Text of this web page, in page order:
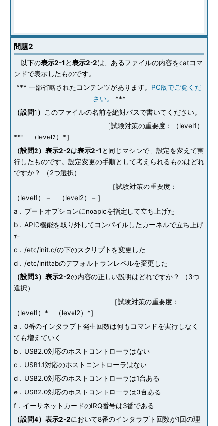
（設問9）
cardctlコマンドでPCMCIAカードの表示や設定ができます。
問題2
以下の表示2-1 と表示2-2は、あるファイルの内容をcatコマ
ンドで表示したものです。
*** 一部省略されたコンテンツがあります。 PC版でご覧くだ
さい。
***
（設問1）
このファイルの名前を絶対パスで書いてください。
［試験対策の重要度：（level1）
*** （level2）*］
（設問2）表示2-2は表示2-1 と同じマシンで、設定を変えて実
行したものです。設定変更の手順として考えられるものはどれ
ですか？ （2つ選択）
［試験対策の重要度：
（level1）－ （level2）－］
a．ブートオプションにnoapicを指定して立ち上げた
b．APIC機能を取り外してコンパイルしたカーネルで立ち上げ
た
c．/etc/init.d/の下のスクリプトを変更した
d．/etc/inittabのデフォルトランレベルを変更した
（設問3）表示2-2の内容の正しい説明はどれですか？ （3つ
選択）
［試験対策の重要度：
（level1）* （level2）*］
a．0番のインタラプト発生回数は何もコマンドを実行しなく
ても増えていく
b．USB2.0対応のホストコントローラはない
c．USB1.1対応のホストコントローラはない
d．USB2.0対応のホストコントローラは1台ある
e．USB2.0対応のホストコントローラは3台ある
f．イーサネットカードのIRQ番号は3番である
（設問4）表示2-2において8番のインタラプト回数が1回の理